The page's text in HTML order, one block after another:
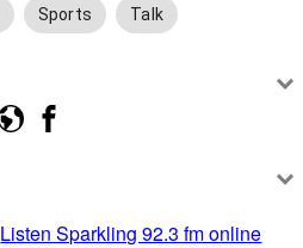
Sports Talk
Listen Sparkling 92.3 fm online